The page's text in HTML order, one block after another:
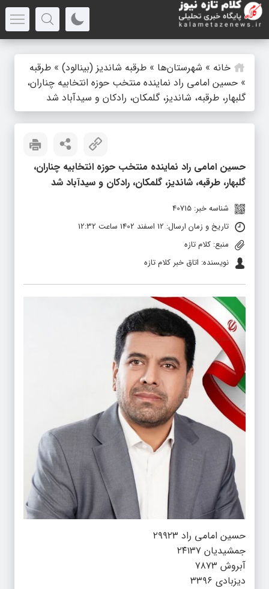
خانه » شهرستان‌ها » طرقبه شاندیز (بینالود) » طرقبه
» حسین امامی راد نماینده منتخب حوزه انتخابیه چناران،
گلبهار، طرقبه، شاندیز، گلمکان، رادکان و سیدآباد شد
حسین امامی راد نماینده منتخب حوزه انتخابیه چناران،
گلبهار، طرقبه، شاندیز، گلمکان، رادکان و سیدآباد شد
شناسه خبر: 40715
تاریخ و زمان ارسال: 12 اسفند 1402 ساعت 12:32
منبع: کلام تازه
نویسنده: اتاق خبر کلام تازه
حسین امامی راد ۲۹۹۲۳
جمشیدیان ۲۴۱۳۷
آبروش ۷۸۷۳
دیزبادی ۳۳۹۶